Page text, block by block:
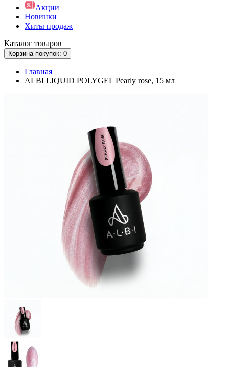
Акции
Новинки
Хиты продаж
Каталог товаров
Корзинапокупок: 0
Главная
ALBI LIQUID POLYGEL Pearly rose, 15 мл